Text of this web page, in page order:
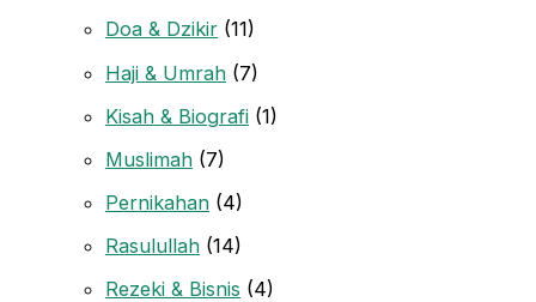
Doa & Dzikir (11)
Haji & Umrah (7)
Kisah & Biografi (1)
Muslimah (7)
Pernikahan (4)
Rasulullah (14)
Rezeki & Bisnis (4)